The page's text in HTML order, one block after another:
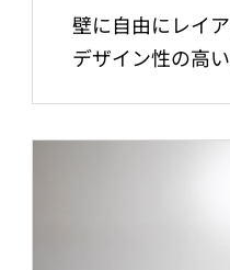
壁に自由にレイ
デザイン性の高い